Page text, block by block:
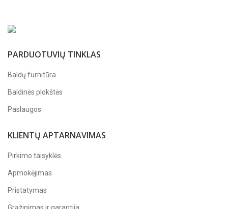
PARDUOTUVIŲ TINKLAS
Baldų furnitūra
Baldinės plokštės
Paslaugos
KLIENTŲ APTARNAVIMAS
Pirkimo taisyklės
Apmokėjimas
Pristatymas
Grąžinimas ir garantija